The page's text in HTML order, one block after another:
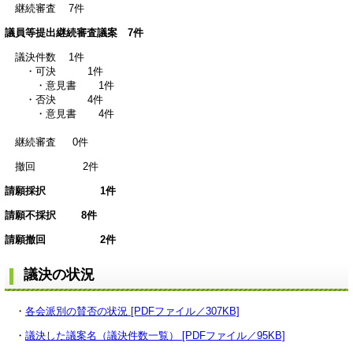
継続審査 7件
議員等提出継続審査議案 7件
議決件数 1件
・可決 1件
・意見書 1件
・否決 4件
・意見書 4件
継続審査 0件
撤回 2件
請願採択 1件
請願不採択 8件
請願撤回 2件
議決の状況
・ 各会派別の賛否の状況 [PDFファイル／307KB]
・ 議決した議案名（議決件数一覧） [PDFファイル／95KB]